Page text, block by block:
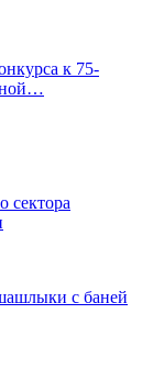
к 75-
сектора
с баней